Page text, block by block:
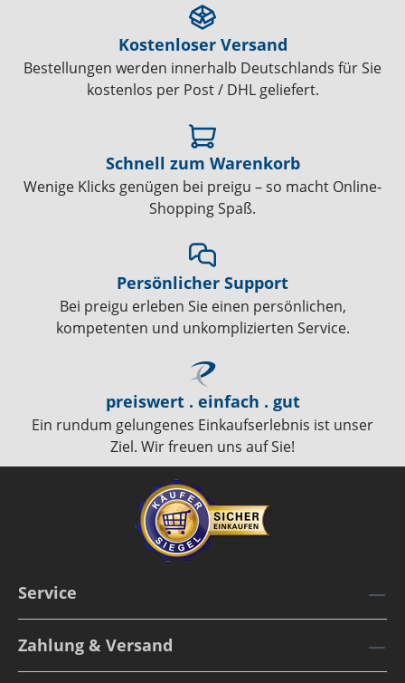
Kostenloser Versand
Bestellungen werden innerhalb Deutschlands für Sie
kostenlos per Post / DHL geliefert.
Schnell zum Warenkorb
Wenige Klicks genügen bei preigu – so macht Online-
Shopping Spaß.
Persönlicher Support
Bei preigu erleben Sie einen persönlichen,
kompetenten und unkomplizierten Service.
preiswert . einfach . gut
Ein rundum gelungenes Einkaufserlebnis ist unser
Ziel. Wir freuen uns auf Sie!
Service
Zahlung & Versand